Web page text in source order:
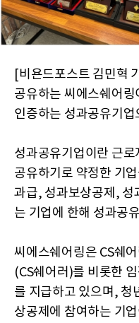
[비욘드포스트 김민혁
공유하는 씨에스쉐어
인증하는 성과공유기업
성과공유기업이란 근
공유하기로 약정한 기
과급, 성과보상공제, 성
는 기업에 한해 성과공
씨에스쉐어링은 CS쉐
(CS쉐어러)를 비롯한
를 지급하고 있으며, 청
상공제에 참여하는 기